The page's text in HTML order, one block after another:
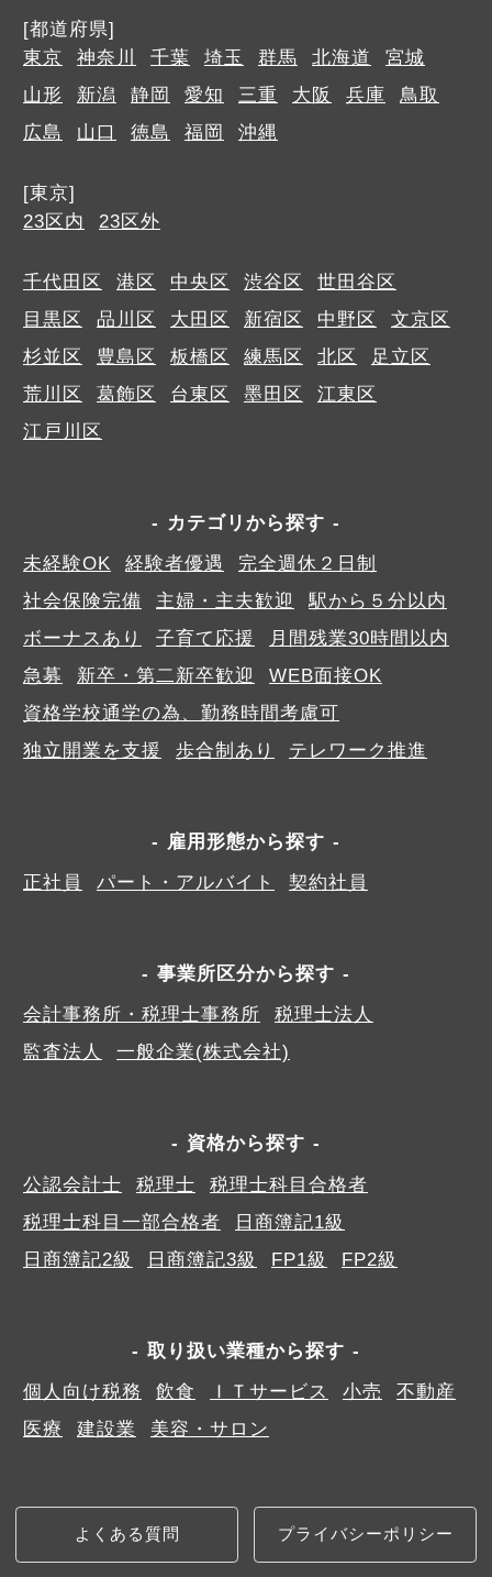
[都道府県]
東京
神奈川 千葉 埼玉 群馬 北海道
宮城
山形
新潟 静岡 愛知 三重 大阪 兵庫
鳥取
広島
山口 徳島 福岡 沖縄
[東京]
23区内
23区外
千代田区 港区 中央区 渋谷区
世田谷区
目黒区
品川区 大田区 新宿区 中野区
文京区
杉並区
豊島区 板橋区 練馬区 北区
足立区
荒川区
葛飾区 台東区 墨田区
江東区
江戸川区
カテゴリから探す
未経験OK
経験者優遇
完全週休２日制
社会保険完備
主婦・主夫歓迎
駅から５分以内
ボーナスあり
子育て応援
月間残業30時間以内
急募
新卒・第二新卒歓迎
WEB面接OK
資格学校通学の為、勤務時間考慮可
独立開業を支援
歩合制あり テレワーク推進
雇用形態から探す
正社員
パート・アルバイト 契約社員
事業所区分から探す
会計事務所・税理士事務所
税理士法人
監査法人
一般企業(株式会社)
資格から探す
公認会計士
税理士
税理士科目合格者
税理士科目一部合格者
日商簿記1級
日商簿記2級
日商簿記3級 FP1級 FP2級
取り扱い業種から探す
個人向け税務
飲食 ＩＴサービス 小売
不動産
医療
建設業 美容・サロン
よくある質問 プライバシーポリシー